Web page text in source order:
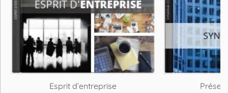
Esprit d’entreprise